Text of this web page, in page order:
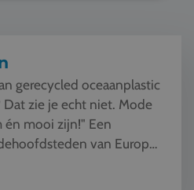
gerecycled oceaanplastic
Dat zie je echt niet. Mode
én mooi zijn!" Een
van Europa